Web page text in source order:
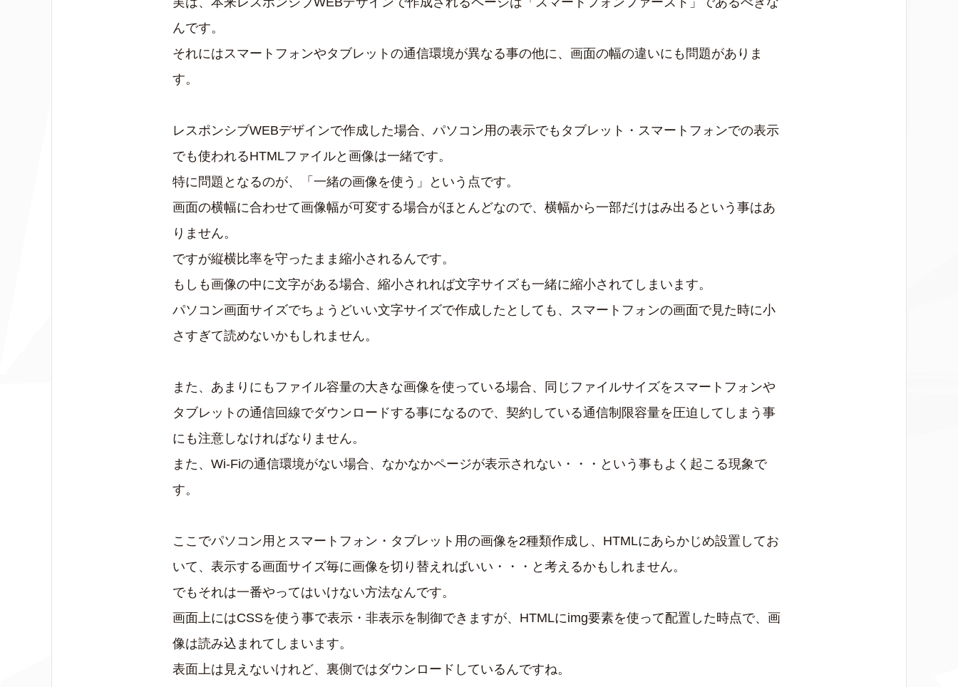
んです。
それにはスマートフォンやタブレットの通信環境が異なる事の他に、画面の幅の違いにも問題がありま
す。
レスポンシブWEBデザインで作成した場合、パソコン用の表示でもタブレット・スマートフォンでの表示
でも使われるHTMLファイルと画像は一緒です。
特に問題となるのが、「一緒の画像を使う」という点です。
画面の横幅に合わせて画像幅が可変する場合がほとんどなので、横幅から一部だけはみ出るという事はあ
りません。
ですが縦横比率を守ったまま縮小されるんです。
もしも画像の中に文字がある場合、縮小されれば文字サイズも一緒に縮小されてしまいます。
パソコン画面サイズでちょうどいい文字サイズで作成したとしても、スマートフォンの画面で見た時に小
さすぎて読めないかもしれません。
また、あまりにもファイル容量の大きな画像を使っている場合、同じファイルサイズをスマートフォンや
タブレットの通信回線でダウンロードする事になるので、契約している通信制限容量を圧迫してしまう事
にも注意しなければなりません。
また、Wi-Fiの通信環境がない場合、なかなかページが表示されない・・・という事もよく起こる現象で
す。
ここでパソコン用とスマートフォン・タブレット用の画像を2種類作成し、HTMLにあらかじめ設置してお
いて、表示する画面サイズ毎に画像を切り替えればいい・・・と考えるかもしれません。
でもそれは一番やってはいけない方法なんです。
画面上にはCSSを使う事で表示・非表示を制御できますが、HTMLにimg要素を使って配置した時点で、画
像は読み込まれてしまいます。
表面上は見えないけれど、裏側ではダウンロードしているんですね。